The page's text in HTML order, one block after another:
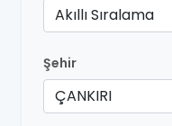
Akıllı Sıralama
Şehir
ÇANKIRI